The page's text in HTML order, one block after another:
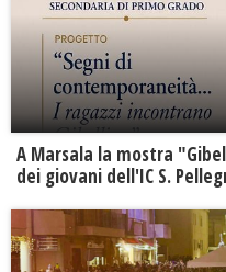
A Marsala la mostra
dei giovani dell'IC S.